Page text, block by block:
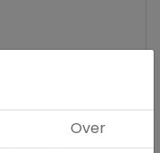
Over